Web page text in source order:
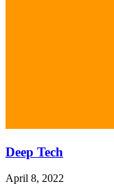
Deep Tech
April 8, 2022